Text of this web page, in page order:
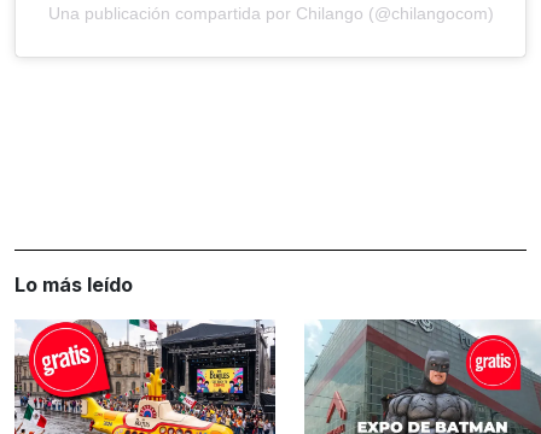
Una publicación compartida por Chilango (@chilangocom)
Lo más leído